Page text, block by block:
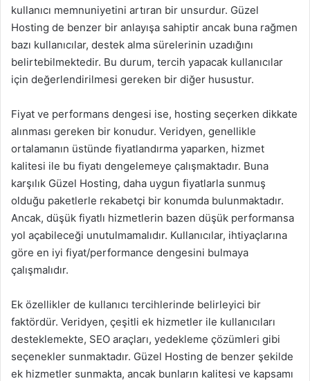
kullanıcı memnuniyetini artıran bir unsurdur. Güzel
Hosting de benzer bir anlayışa sahiptir ancak buna rağmen
bazı kullanıcılar, destek alma sürelerinin uzadığını
belirtebilmektedir. Bu durum, tercih yapacak kullanıcılar
için değerlendirilmesi gereken bir diğer husustur.
Fiyat ve performans dengesi ise, hosting seçerken dikkate
alınması gereken bir konudur. Veridyen, genellikle
ortalamanın üstünde fiyatlandırma yaparken, hizmet
kalitesi ile bu fiyatı dengelemeye çalışmaktadır. Buna
karşılık Güzel Hosting, daha uygun fiyatlarla sunmuş
olduğu paketlerle rekabetçi bir konumda bulunmaktadır.
Ancak, düşük fiyatlı hizmetlerin bazen düşük performansa
yol açabileceği unutulmamalıdır. Kullanıcılar, ihtiyaçlarına
göre en iyi fiyat/performance dengesini bulmaya
çalışmalıdır.
Ek özellikler de kullanıcı tercihlerinde belirleyici bir
faktördür. Veridyen, çeşitli ek hizmetler ile kullanıcıları
desteklemekte, SEO araçları, yedekleme çözümleri gibi
seçenekler sunmaktadır. Güzel Hosting de benzer şekilde
ek hizmetler sunmakta, ancak bunların kalitesi ve kapsamı